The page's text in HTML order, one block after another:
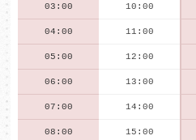
03:00 10:00
04:00 11:00
05:00 12:00
06:00 13:00
07:00 14:00
08:00 15:00